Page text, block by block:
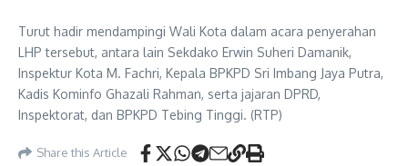
Turut hadir mendampingi Wali Kota dalam acara penyerahan
LHP tersebut, antara lain Sekdako Erwin Suheri Damanik,
Inspektur Kota M. Fachri, Kepala BPKPD Sri Imbang Jaya Putra,
Kadis Kominfo Ghazali Rahman, serta jajaran DPRD,
Inspektorat, dan BPKPD Tebing Tinggi. (RTP)
Share this Article